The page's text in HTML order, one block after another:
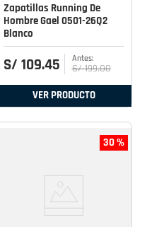
Zapatillas Running De
Hombre Gael 0501-26Q2
Blanco
S/ 109.45 S/ 199.00
VER PRODUCTO
30 %